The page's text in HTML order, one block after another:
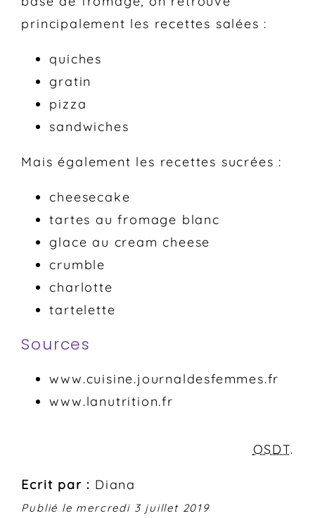
principalement les recettes salées :
quiches
gratin
pizza
sandwiches
Mais également les recettes sucrées :
cheesecake
tartes au fromage blanc
glace au cream cheese
crumble
charlotte
tartelette
Sources
www.cuisine.journaldesfemmes.fr
www.lanutrition.fr
OSDT.
Ecrit par : Diana
Publié le mercredi 3 juillet 2019